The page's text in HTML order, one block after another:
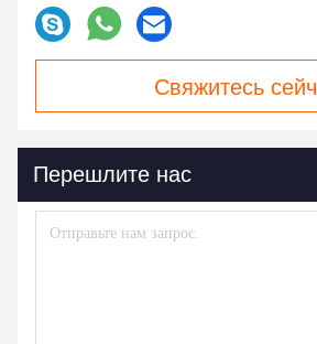
Свяжитесь
Перешлите нас